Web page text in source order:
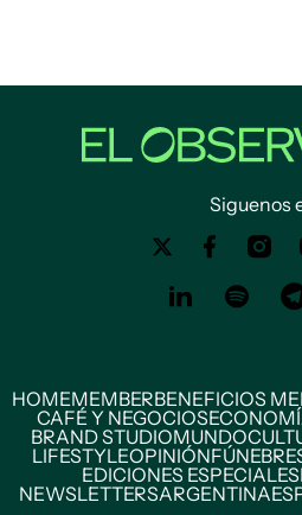
Siguenos
HOMEMEMBERBENEFICIOS
CAFÉ Y NEGOCIOS
BRAND STUDIOMUNDO
LIFESTYLEOPINIÓN
EDICIONES ESPECIALES
NEWSLETTERSARGENTINA